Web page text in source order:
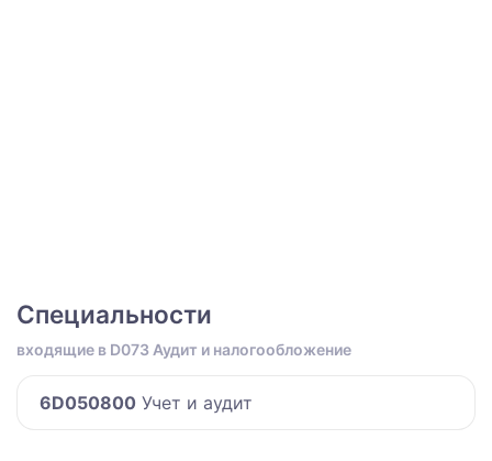
Специальности
входящие в D073 Аудит и налогообложение
6D050800 Учет и аудит